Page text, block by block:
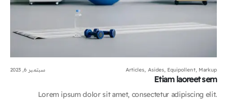
Articles, Asides, Equipollent, Markup سبتمبر 6, 2023
Etiam laoreet sem
Lorem ipsum dolor sit amet, consectetur adipiscing elit.